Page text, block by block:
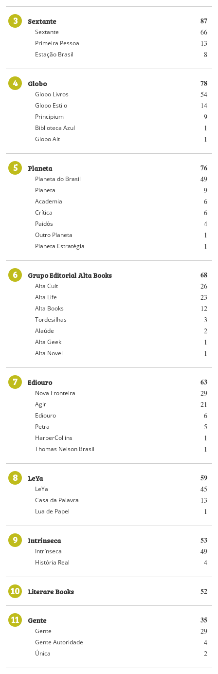
3 87
Sextante
66
Sextante
13
Primeira Pessoa
8
Estação Brasil
4 78
Globo
54
Globo Livros
14
Globo Estilo
9
Principium
1
Biblioteca Azul
1
Globo Alt
5 76
Planeta
49
Planeta do Brasil
9
Planeta
6
Academia
6
Crítica
4
Paidós
1
Outro Planeta
1
Planeta Estratégia
6 68
Grupo Editorial Alta Books
26
Alta Cult
23
Alta Life
12
Alta Books
3
Tordesilhas
2
Alaúde
1
Alta Geek
1
Alta Novel
7 63
Ediouro
29
Nova Fronteira
21
Agir
6
Ediouro
5
Petra
1
HarperCollins
1
Thomas Nelson Brasil
8 59
LeYa
45
LeYa
13
Casa da Palavra
1
Lua de Papel
9 53
Intrínseca
49
Intrínseca
4
História Real
10 52
Literare Books
11 35
Gente
29
Gente
4
Gente Autoridade
2
Única